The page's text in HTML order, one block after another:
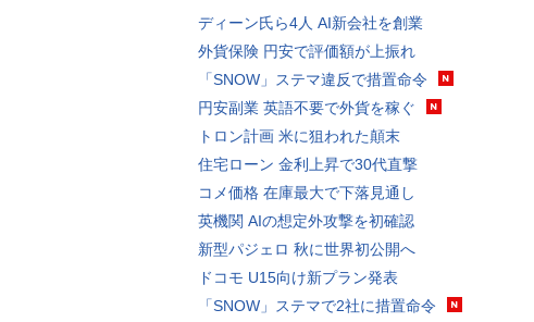
ディーン氏ら4人 AI新会社を創業
外貨保険 円安で評価額が上振れ
「SNOW」ステマ違反で措置命令
円安副業 英語不要で外貨を稼ぐ
トロン計画 米に狙われた顛末
住宅ローン 金利上昇で30代直撃
コメ価格 在庫最大で下落見通し
英機関 AIの想定外攻撃を初確認
新型パジェロ 秋に世界初公開へ
ドコモ U15向け新プラン発表
「SNOW」ステマで2社に措置命令